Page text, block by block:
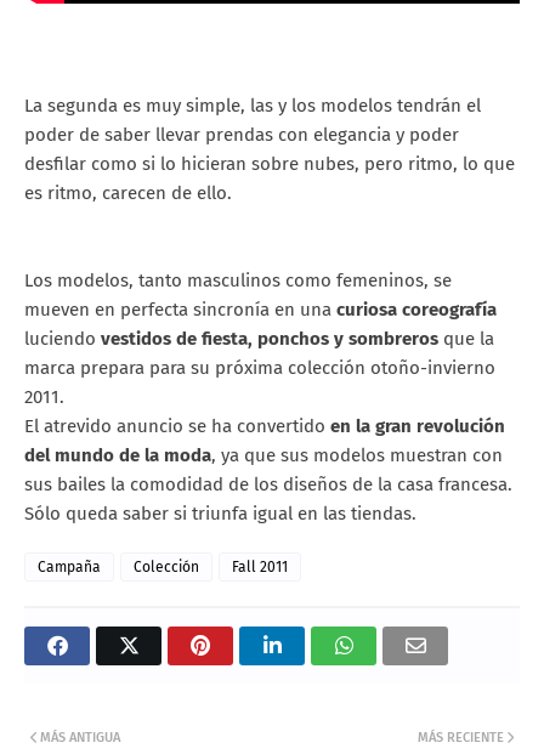
La segunda es muy simple, las y los modelos tendrán el
poder de saber llevar prendas con elegancia y poder
desfilar como si lo hicieran sobre nubes, pero ritmo, lo que
es ritmo, carecen de ello.
Los modelos, tanto masculinos como femeninos, se
mueven en perfecta sincronía en una curiosa coreografía
luciendo vestidos de fiesta, ponchos y sombreros que la
marca prepara para su próxima colección otoño-invierno
2011.
El atrevido anuncio se ha convertido en la gran revolución
del mundo de la moda, ya que sus modelos muestran con
sus bailes la comodidad de los diseños de la casa francesa.
Sólo queda saber si triunfa igual en las tiendas.
Campaña Colección Fall 2011
MÁS RECIENTE
MÁS ANTIGUA